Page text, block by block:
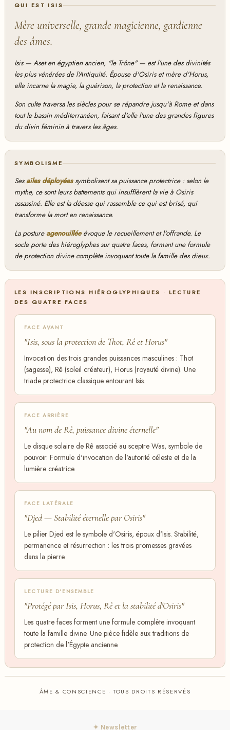
QUI EST ISIS
Mère universelle, grande magicienne, gardienne
des âmes.
Isis — Aseten égyptien ancien, "le Trône" — est l'une des divinités
les plus vénérées de l'Antiquité. Épouse d'Osiris et mère d'Horus,
elle incarne la magie, la guérison, la protection et la renaissance.
Son culte traversa les siècles pour se répandre jusqu'à Rome et dans
tout le bassin méditerranéen, faisant d'elle l'une des grandes figures
du divin féminin à travers les âges.
SYMBOLISME
Sesailes déployéessymbolisent sa puissance protectrice : selon le
mythe, ce sont leurs battements qui insufflèrent la vie à Osiris
assassiné. Elle est la déesse qui rassemble ce qui est brisé, qui
transforme la mort en renaissance.
La postureagenouilléeévoque le recueillement et l'offrande. Le
socle porte des hiéroglyphes sur quatre faces, formant une formule
de protection divine complète invoquant toute la famille des dieux.
LES INSCRIPTIONS HIÉROGLYPHIQUES · LECTURE
DES QUATRE FACES
FACE AVANT
"Isis, sous la protection de Thot, Rê et Horus"
Invocation des trois grandes puissances masculines : Thot
(sagesse), Rê (soleil créateur), Horus (royauté divine). Une
triade protectrice classique entourant Isis.
FACE ARRIÈRE
"Au nom de Rê, puissance divine éternelle"
Le disque solaire de Rê associé au sceptre Was, symbole de
pouvoir. Formule d'invocation de l'autorité céleste et de la
lumière créatrice.
FACE LATÉRALE
"Djed — Stabilité éternelle par Osiris"
Le pilier Djed est le symbole d'Osiris, époux d'Isis. Stabilité,
permanence et résurrection : les trois promesses gravées
dans la pierre.
LECTURE D'ENSEMBLE
"Protégé par Isis, Horus, Rê et la stabilité d'Osiris"
Les quatre faces forment une formule complète invoquant
toute la famille divine. Une pièce fidèle aux traditions de
protection de l'Égypte ancienne.
ÂME & CONSCIENCE · TOUS DROITS RÉSERVÉS
✦ Newsletter